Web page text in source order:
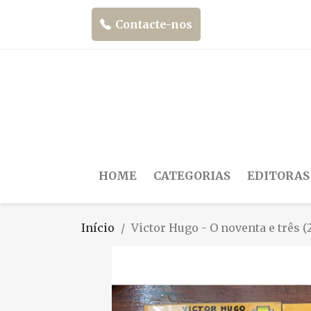
Contacte-nos
HOME CATEGORIAS EDITORAS
Início Victor Hugo - O noventa e três